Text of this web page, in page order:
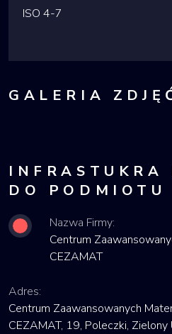
ISO 4-7
GALERIA
INFRASTUKRA
DO PODMIOTU
Nazwa Firmy:
Centrum
CEZAMAT
Adres:
Centrum Zaawansowanych
CEZAMAT, 19, Poleczki,